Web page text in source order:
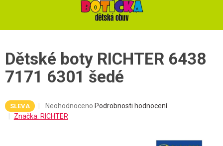
Dětské boty RICHTER 6438
7171 6301 šedé
SLEVA
Průměrné
hodnocení
Neohodnoceno Podrobnosti hodnocení
Značka: RICHTER